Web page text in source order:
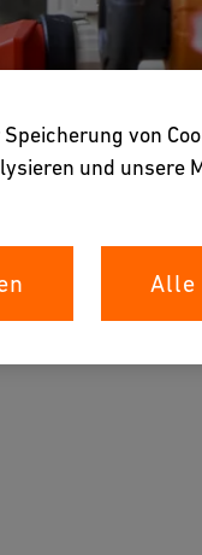
und
von
und unsere
Alle